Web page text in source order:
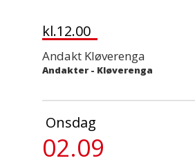
kl.12.00
Andakt Kløverenga
Andakter - Kløverenga
Onsdag
02.09